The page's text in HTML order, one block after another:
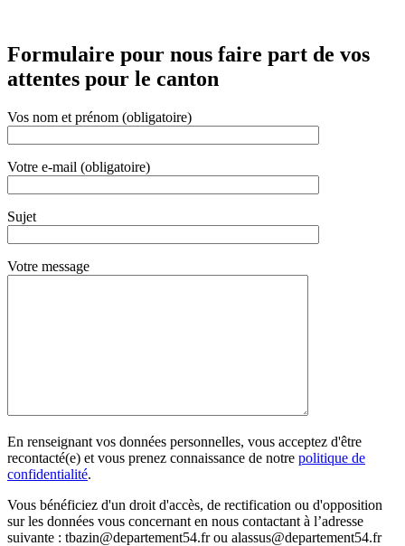
Formulaire pour nous faire part de vos
attentes pour le canton
Vos nom et prénom (obligatoire)
Votre e-mail (obligatoire)
Sujet
Votre message
En renseignant vos données personnelles, vous acceptez d'être
recontacté(e) et vous prenez connaissance de notre politique de
confidentialité.
Vous bénéficiez d'un droit d'accès, de rectification ou d'opposition
sur les données vous concernant en nous contactant à l’adresse
suivante : tbazin@departement54.fr ou alassus@departement54.fr